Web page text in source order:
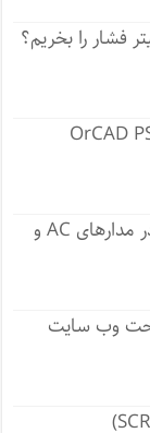
فشار را بخریم؟
انواع اپتوکوپلر و کاربردهای آنها در مدارهای AC و
تحت وب سایت